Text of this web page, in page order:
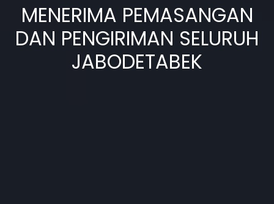
MENERIMA PEMASANGAN
DAN PENGIRIMAN SELURUH
JABODETABEK